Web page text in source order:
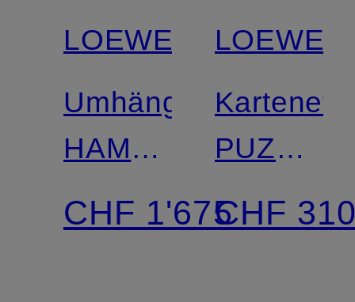
LOEWE
Umhängetasche
HAMMOCK
MINI
CHF 1'675
LOEWE
Kartenetui
PUZZLE
EDGE
CHF